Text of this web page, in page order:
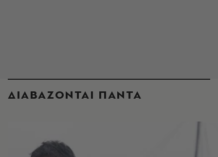
ΔΙΑΒΑΖΟΝΤΑΙ ΠΑΝΤΑ